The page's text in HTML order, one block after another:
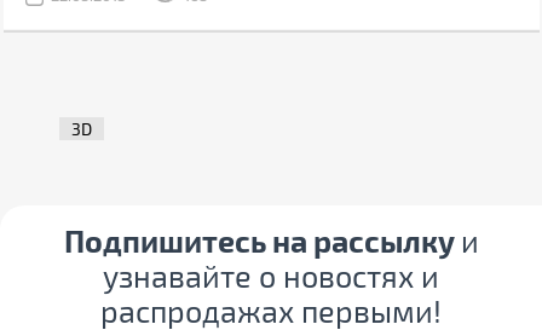
3D
Подпишитесь на рассылку и
узнавайте о новостях и
распродажах первыми!